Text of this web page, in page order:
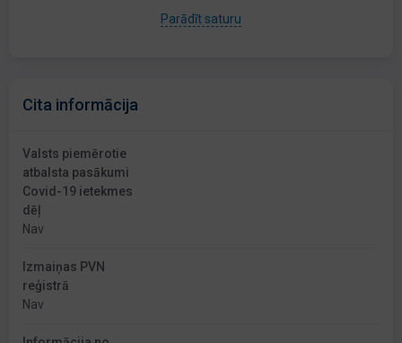
Parādīt saturu
Cita informācija
Valsts piemērotie
atbalsta pasākumi
Covid-19 ietekmes
dēļ
Nav
Izmaiņas PVN
reģistrā
Nav